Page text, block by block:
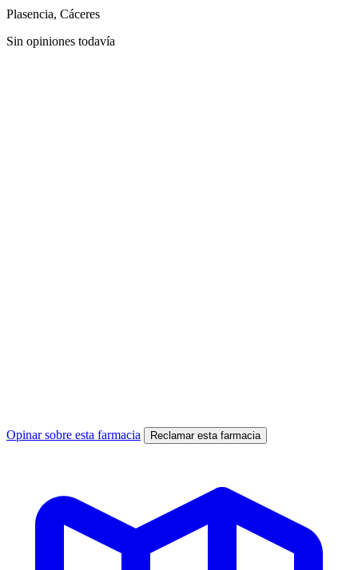
Plasencia, Cáceres
Sin opiniones todavía
Opinar sobre esta farmacia Reclamar esta farmacia